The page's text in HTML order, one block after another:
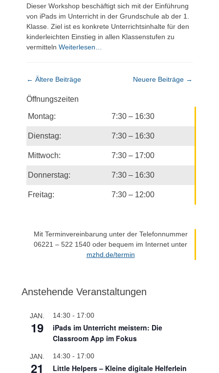
Dieser Workshop beschäftigt sich mit der Einführung
von iPads im Unterricht in der Grundschule ab der 1.
Klasse. Ziel ist es konkrete Unterrichtsinhalte für den
kinderleichten Einstieg in allen Klassenstufen zu
vermitteln Weiterlesen…
Beitragsnavigation
← Ältere Beiträge Neuere Beiträge →
Öffnungszeiten
Montag: 7:30 – 16:30
Dienstag: 7:30 – 16:30
Mittwoch: 7:30 – 17:00
Donnerstag: 7:30 – 16:30
Freitag: 7:30 – 12:00
Mit Terminvereinbarung unter der Telefonnummer
06221 – 522 1540 oder bequem im Internet unter
mzhd.de/termin
Anstehende Veranstaltungen
JAN.
19
14:30 - 17:00
iPads im Unterricht meistern: Die
Classroom App im Fokus
JAN.
21
14:30 - 17:00
Little Helpers – Kleine digitale Helferlein